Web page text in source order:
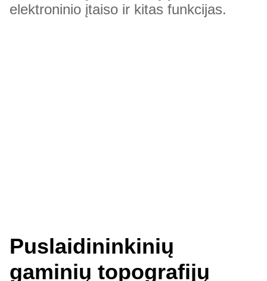
elektroninio įtaiso ir kitas funkcijas.
Puslaidininkinių
gaminių topografijų